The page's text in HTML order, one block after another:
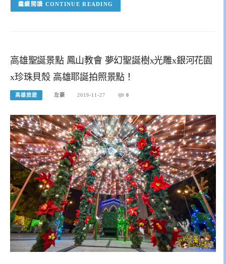
CONTINUE READING
高雄聖誕景點 鳳山教會 夢幻聖誕樹x光雕x銀河花園
x珍珠貝殼 高雄耶誕拍照景點！
高雄旅遊 左豪 2019-11-27 0